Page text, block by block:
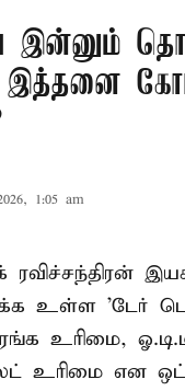
இன்னும்
இத்தனை
1:05 am
ரவிச்சந்திரன்
உள்ள 'டேர்
உரிமை,
உரிமை என